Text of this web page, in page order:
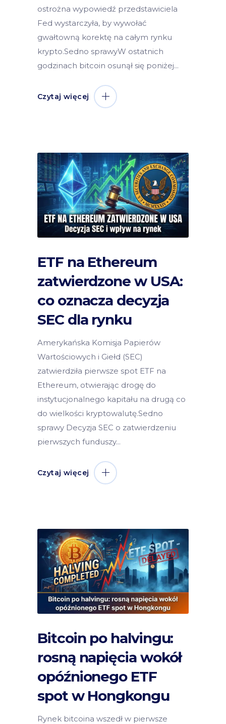
ostrożna wypowiedź przedstawiciela
Fed wystarczyła, by wywołać
gwałtowną korektę na całym rynku
krypto.Sedno sprawyW ostatnich
godzinach bitcoin osunął się poniżej
Czytaj więcej
ETF na Ethereum
zatwierdzone w USA:
co oznacza decyzja
SEC dla rynku
Amerykańska Komisja Papierów
Wartościowych i Giełd (SEC)
zatwierdziła pierwsze spot ETF na
Ethereum, otwierając drogę do
instytucjonalnego kapitału na drugą co
do wielkości kryptowalutę.Sedno
sprawy Decyzja SEC o zatwierdzeniu
pierwszych funduszy
Czytaj więcej
Bitcoin po halvingu:
rosną napięcia wokół
opóźnionego ETF
spot w Hongkongu
Rynek bitcoina wszedł w pierwsze